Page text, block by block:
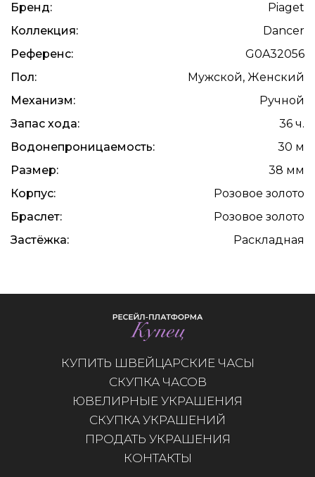
Бренд:
Piaget
Коллекция:
Dancer
Референс:
G0A32056
Пол:
Мужской, Женский
Механизм:
Ручной
Запас хода:
36 ч.
Водонепроницаемость:
30 м
Размер:
38 мм
Корпус:
Розовое золото
Браслет:
Розовое золото
Застёжка:
Раскладная
КУПИТЬ ШВЕЙЦАРСКИЕ ЧАСЫ
СКУПКА ЧАСОВ
ЮВЕЛИРНЫЕ УКРАШЕНИЯ
СКУПКА УКРАШЕНИЙ
ПРОДАТЬ УКРАШЕНИЯ
КОНТАКТЫ